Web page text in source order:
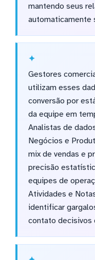
mantendo seus
automaticamente
Gestores
utilizam esses
conversão por
da equipe em
Analistas de
Negócios e
mix de vendas e
precisão
equipes de
Atividades e
identificar
contato decisivos